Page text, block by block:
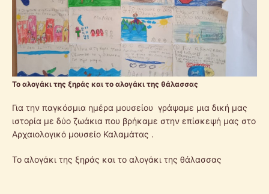
Το αλογάκι της ξηράς και το αλογάκι της θάλασσας
Για την παγκόσμια ημέρα μουσείου γράψαμε μια δική μας
ιστορία με δύο ζωάκια που βρήκαμε στην επίσκεψή μας στο
Αρχαιολογικό μουσείο Καλαμάτας .
Το αλογάκι της ξηράς και το αλογάκι της θάλασσας